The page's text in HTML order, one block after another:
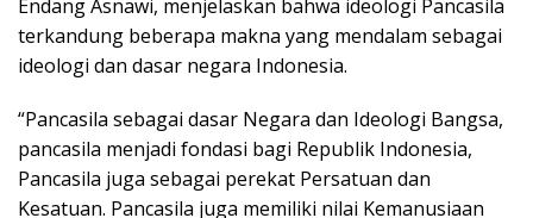
Endang Asnawi, menjelaskan bahwa ideologi Pancasila
terkandung beberapa makna yang mendalam sebagai
ideologi dan dasar negara Indonesia.
“Pancasila sebagai dasar Negara dan Ideologi Bangsa,
pancasila menjadi fondasi bagi Republik Indonesia,
Pancasila juga sebagai perekat Persatuan dan
Kesatuan. Pancasila juga memiliki nilai Kemanusiaan